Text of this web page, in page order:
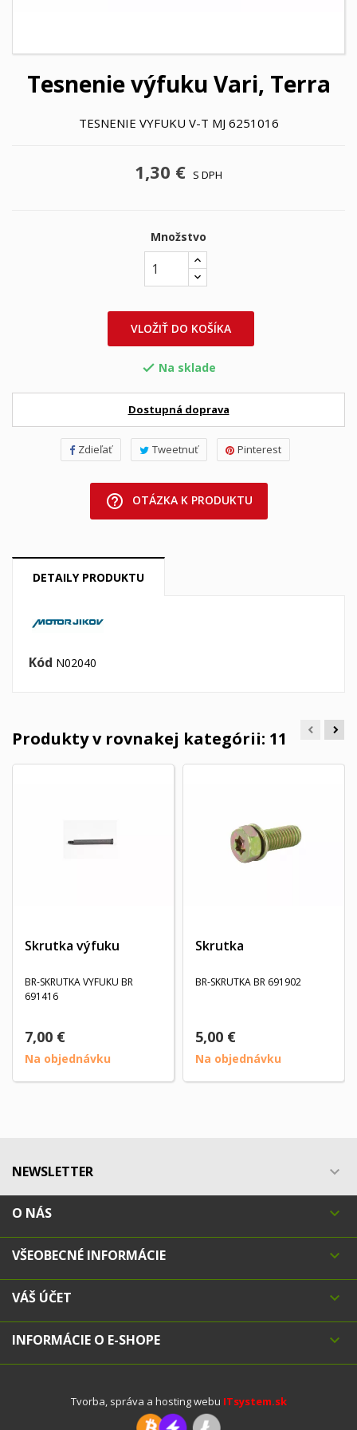
Tesnenie výfuku Vari, Terra
TESNENIE VYFUKU V-T MJ 6251016
1,30 € S DPH
Množstvo
VLOŽIŤ DO KOŠÍKA
 Na sklade
Dostupná doprava
Zdieľať Tweetnuť Pinterest
help_outline OTÁZKA K PRODUKTU
DETAILY PRODUKTU
Kód N02040
Produkty v rovnakej kategórii: 11
Skrutka výfuku
BR-SKRUTKA VYFUKU BR
691416
7,00 €
Na objednávku
Skrutka
BR-SKRUTKA BR 691902
5,00 €
Na objednávku
NEWSLETTER 
O NÁS 
VŠEOBECNÉ INFORMÁCIE 
VÁŠ ÚČET 
INFORMÁCIE O E-SHOPE 
Tvorba, správa a hosting webu ITsystem.sk